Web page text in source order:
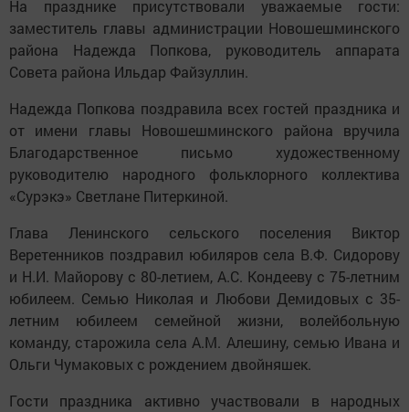
На празднике присутствовали уважаемые гости:
заместитель главы администрации Новошешминского
района Надежда Попкова, руководитель аппарата
Совета района Ильдар Файзуллин.
Надежда Попкова поздравила всех гостей праздника и
от имени главы Новошешминского района вручила
Благодарственное письмо художественному
руководителю народного фольклорного коллектива
«Сурэкэ» Светлане Питеркиной.
Глава Ленинского сельского поселения Виктор
Веретенников поздравил юбиляров села В.Ф. Сидорову
и Н.И. Майорову с 80-летием, А.С. Кондееву с 75-летним
юбилеем. Семью Николая и Любови Демидовых с 35-
летним юбилеем семейной жизни, волейбольную
команду, старожила села А.М. Алешину, семью Ивана и
Ольги Чумаковых с рождением двойняшек.
Гости праздника активно участвовали в народных